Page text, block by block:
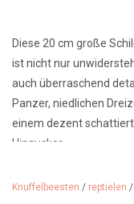
Diese 20 cm große
ist nicht nur
auch überraschend
Panzer, niedlichen
einem dezent
Hingucker.
garantiert Hermann
Knuffelbeesten / reptielen /